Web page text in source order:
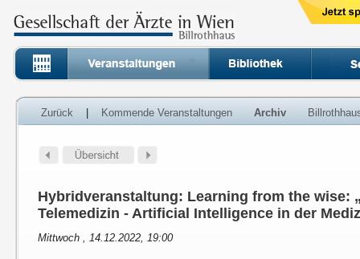
Zurück Kommende Veranstaltungen Archiv
Hybridveranstaltung: Learning from the wise:
Telemedizin - Artificial Intelligence in der
Mittwoch , 14.12.2022, 19:00